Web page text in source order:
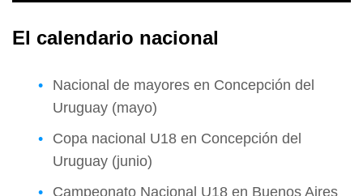
El calendario nacional
Nacional de mayores en Concepción del
Uruguay (mayo)
Copa nacional U18 en Concepción del
Uruguay (junio)
Campeonato Nacional U18 en Buenos Aires